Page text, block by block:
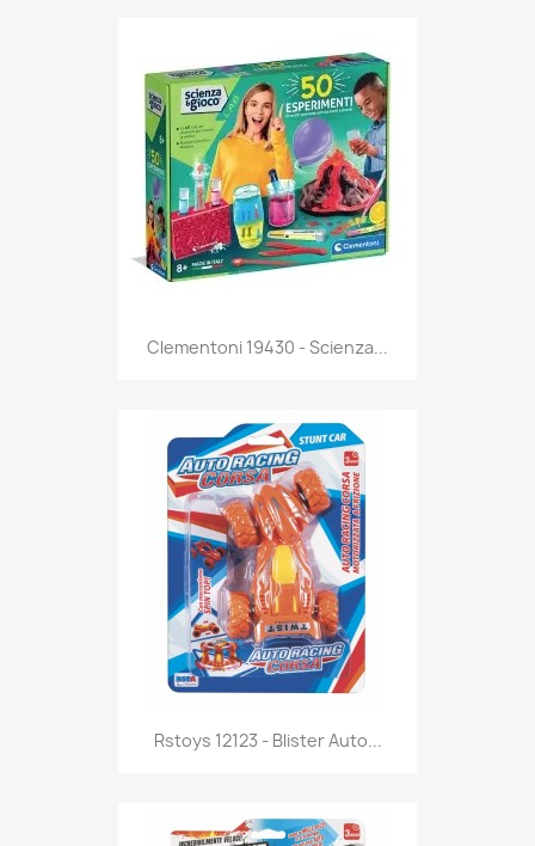
Anteprima
Clementoni 19430 - Scienza...
Anteprima
Rstoys 12123 - Blister Auto...